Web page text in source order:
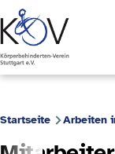
Direkt zum Inhalt
Startseite Arbeiten